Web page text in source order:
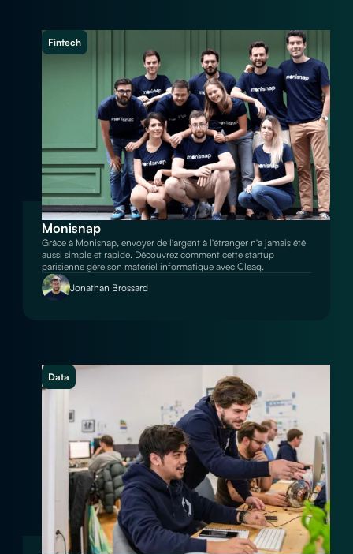
Fintech
Monisnap
Grâce à Monisnap, envoyer de l'argent à l'étranger n'a jamais été
aussi simple et rapide. Découvrez comment cette startup
parisienne gère son matériel informatique avec Cleaq.
Jonathan Brossard
Data